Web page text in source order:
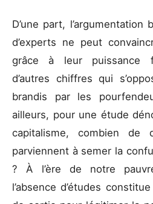
D’une part,
d’experts ne peut
grâce à leur puissance
d’autres chiffres qui
brandis par les
ailleurs, pour une étude
capitalisme, combien de
parviennent à semer la
? À l’ère de notre
l’absence d’études